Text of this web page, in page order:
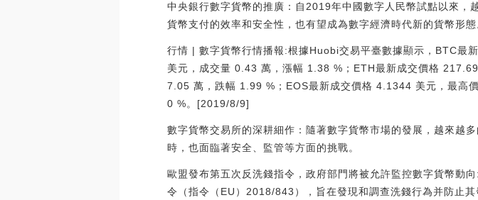
中央銀行數字貨幣的推廣：自2019年中國數字人民幣試點以來
貨幣支付的效率和安全性，也有望成為數字經濟時代新的貨幣形態
行情 | 數字貨幣行情播報:根據Huobi交易平臺數據顯示，BTC
美元，成交量 0.43 萬，漲幅 1.38 %；ETH最新成交價格
7.05 萬，跌幅 1.99 %；EOS最新成交價格 4.1344 美元，最
0 %。[2019/8/9]
數字貨幣交易所的深耕細作：隨著數字貨幣市場的發展，越來越
時，也面臨著安全、監管等方面的挑戰。
歐盟發布第五次反洗錢指令，政府部門將被允許監控數字貨幣
令（指令（EU）2018/843），旨在發現和調查洗錢行為并防止